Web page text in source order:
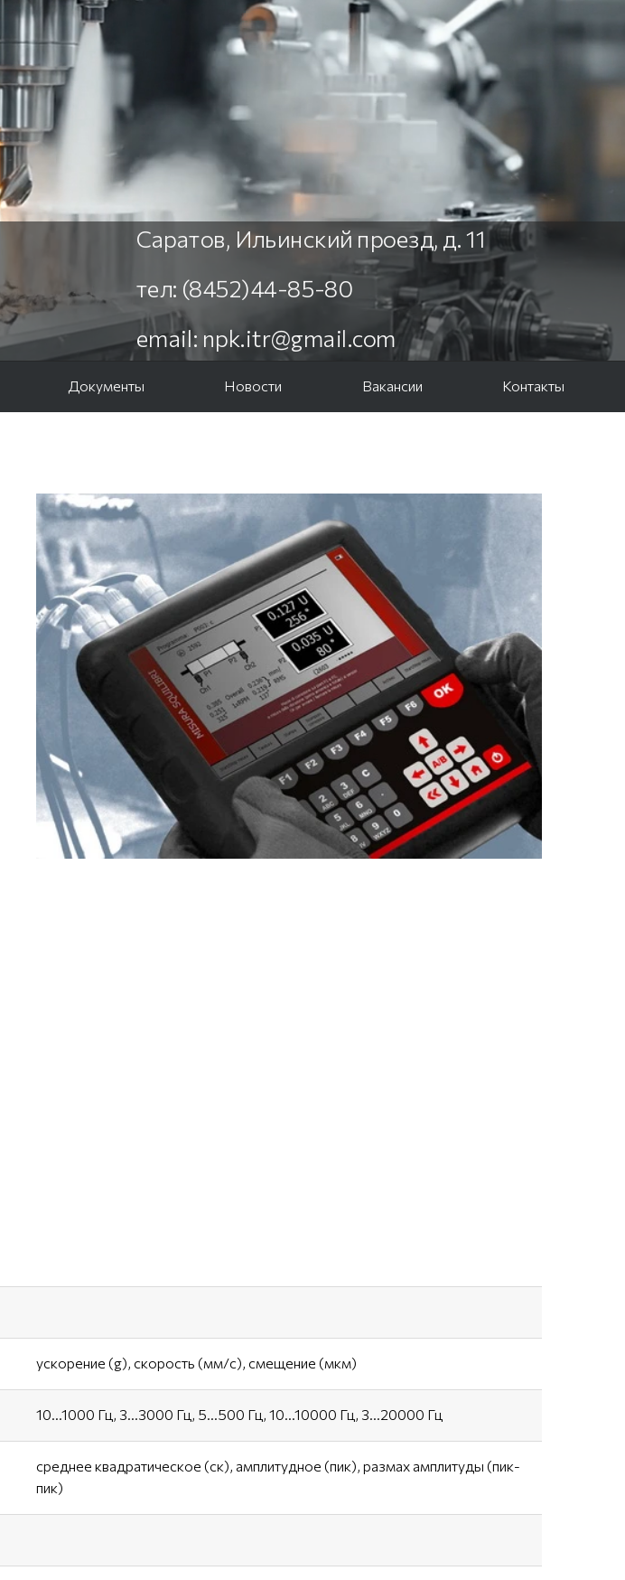
Саратов, Ильинский проезд, д. 11
тел: (8452)44-85-80
email: npk.itr@gmail.com
Документы Новости Вакансии Контакты
ускорение (g), скорость (мм/с), смещение (мкм)
10…1000 Гц, 3…3000 Гц, 5…500 Гц, 10…10000 Гц, 3…20000 Гц
среднее квадратическое (ск), амплитудное (пик), размах амплитуды (пик-
пик)